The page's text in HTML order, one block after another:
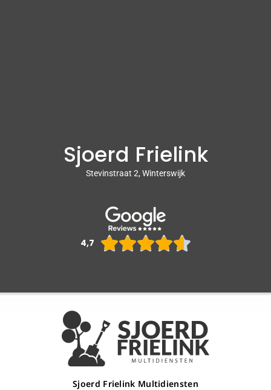
Sjoerd Frielink
Stevinstraat 2, Winterswijk
4,7 
Sjoerd Frielink Multidiensten